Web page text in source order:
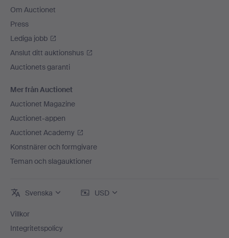
Om Auctionet
Press
Lediga jobb
Anslut ditt auktionshus
Auctionets garanti
Mer från Auctionet
Auctionet Magazine
Auctionet-appen
Auctionet Academy
Konstnärer och formgivare
Teman och slagauktioner
Svenska USD
Villkor
Integritetspolicy